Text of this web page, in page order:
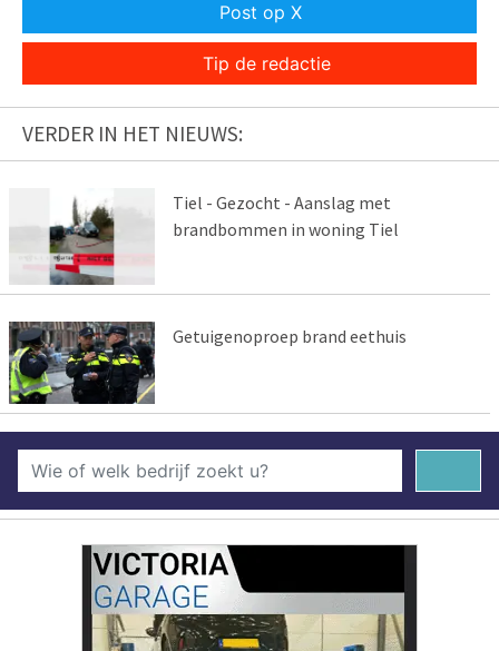
Post op X
Tip de redactie
VERDER IN HET NIEUWS:
Tiel - Gezocht - Aanslag met
brandbommen in woning Tiel
Getuigenoproep brand eethuis